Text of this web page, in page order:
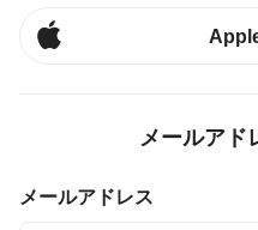
メールアド
メールアドレス